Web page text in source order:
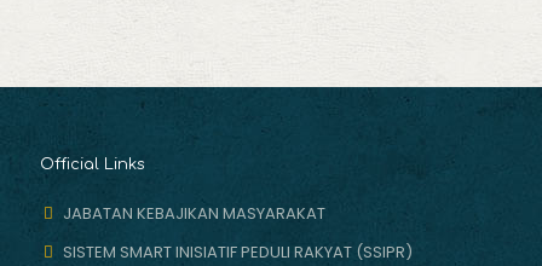
Official Links
JABATAN KEBAJIKAN MASYARAKAT
SISTEM SMART INISIATIF PEDULI RAKYAT (SSIPR)